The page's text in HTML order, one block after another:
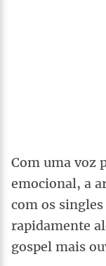
Com uma voz
emocional, a
com os
rapidamente
gospel mais